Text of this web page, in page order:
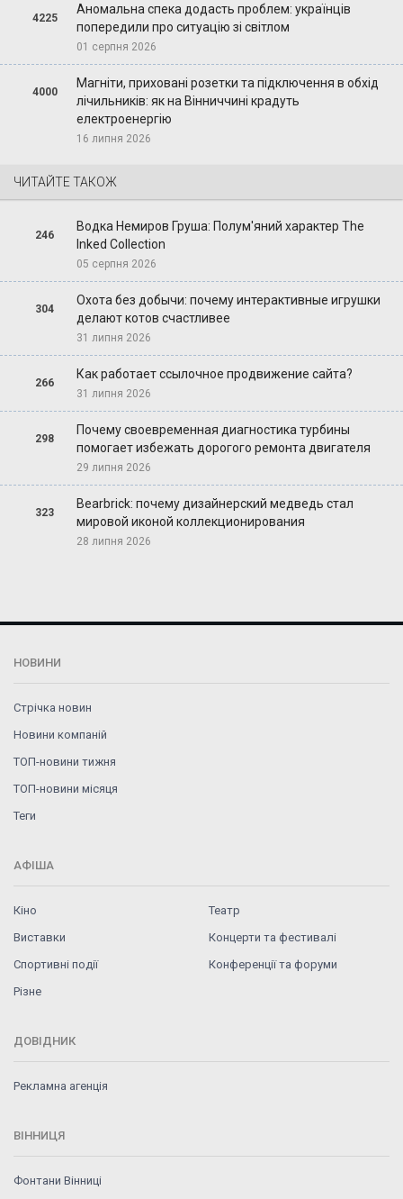
4225
Аномальна спека додасть проблем: українців
попередили про ситуацію зі світлом
01 серпня 2026
4000
Магніти, приховані розетки та підключення в обхід
лічильників: як на Вінниччині крадуть
електроенергію
16 липня 2026
ЧИТАЙТЕ ТАКОЖ
246
Водка Немиров Груша: Полум'яний характер The
Inked Collection
05 серпня 2026
304
Охота без добычи: почему интерактивные игрушки
делают котов счастливее
31 липня 2026
266
Как работает ссылочное продвижение сайта?
31 липня 2026
298
Почему своевременная диагностика турбины
помогает избежать дорогого ремонта двигателя
29 липня 2026
323
Bearbrick: почему дизайнерский медведь стал
мировой иконой коллекционирования
28 липня 2026
НОВИНИ
Стрічка новин
Новини компаній
ТОП-новини тижня
ТОП-новини місяця
Теги
АФІША
Кіно
Театр
Виставки
Концерти та фестивалі
Спортивні події
Конференції та форуми
Різне
ДОВІДНИК
Рекламна агенція
ВІННИЦЯ
Фонтани Вінниці